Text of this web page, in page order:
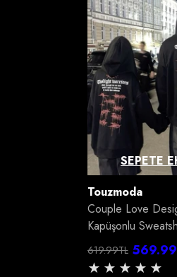
SEPETE
Satıcı:
Touzmoda
Couple Love
Kapüşonlu
Satılmaktadır)
Normal
619.99TL
İndirimli